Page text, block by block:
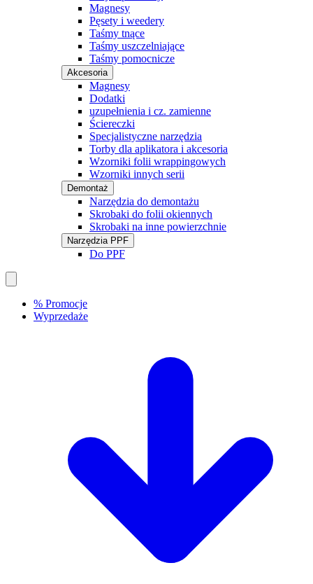
Magnesy
Pęsety i weedery
Taśmy tnące
Taśmy uszczelniające
Taśmy pomocnicze
Akcesoria
Magnesy
Dodatki
uzupełnienia i cz. zamienne
Ściereczki
Specjalistyczne narzędzia
Torby dla aplikatora i akcesoria
Wzorniki folii wrappingowych
Wzorniki innych serii
Demontaż
Narzędzia do demontażu
Skrobaki do folii okiennych
Skrobaki na inne powierzchnie
Narzędzia PPF
Do PPF
% Promocje
Wyprzedaże